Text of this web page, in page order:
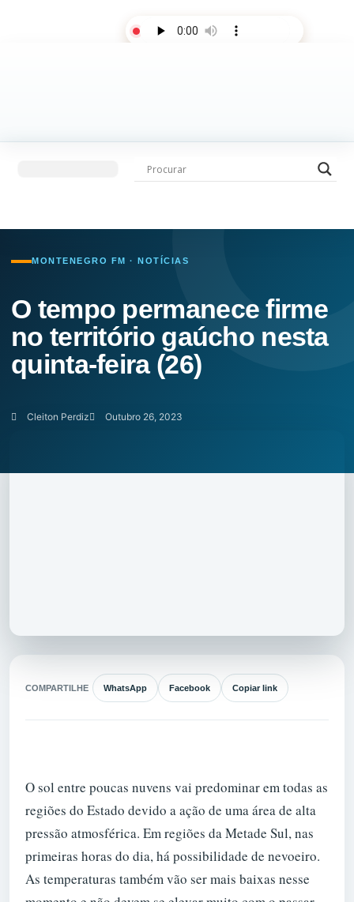
MONTENEGRO FM · NOTÍCIAS
O tempo permanece firme
no território gaúcho nesta
quinta-feira (26)
Cleiton Perdiz Outubro 26, 2023
COMPARTILHE WhatsApp Facebook Copiar link
O sol entre poucas nuvens vai predominar em todas as
regiões do Estado devido a ação de uma área de alta
pressão atmosférica. Em regiões da Metade Sul, nas
primeiras horas do dia, há possibilidade de nevoeiro.
As temperaturas também vão ser mais baixas nesse